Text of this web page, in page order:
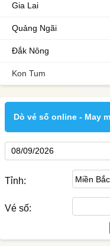
Gia Lai
Quảng Ngãi
Đắk Nông
Kon Tum
Dò vé số online - May
Tỉnh:
Vé số: